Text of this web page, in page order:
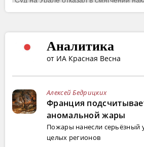
Аналитика
от ИА Красная Весна
Алексей Бедрицких
Франция
аномальной жары
Пожары нанесли серьёзный
целых регионов